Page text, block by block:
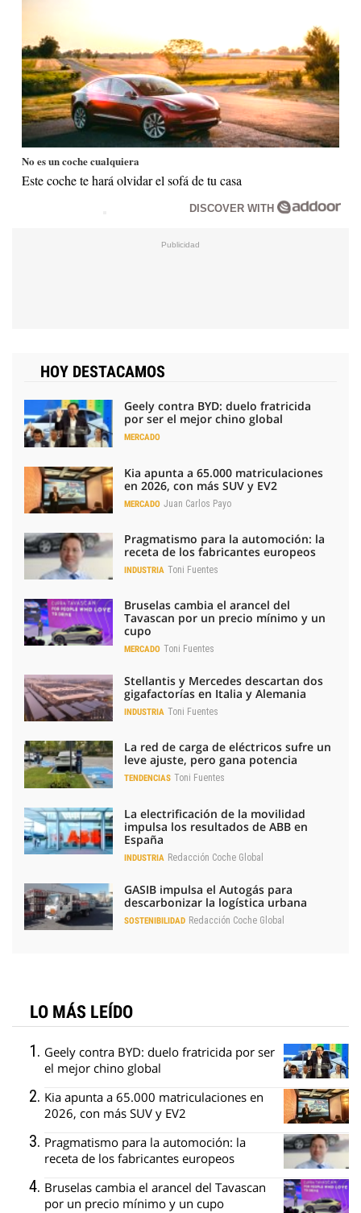
No es un coche cualquiera
Este coche te hará olvidar el sofá de tu casa
DISCOVER WITH
HOY DESTACAMOS
Geely contra BYD: duelo fratricida
por ser el mejor chino global
MERCADO
Kia apunta a 65.000 matriculaciones
en 2026, con más SUV y EV2
MERCADO Juan Carlos Payo
Pragmatismo para la automoción: la
receta de los fabricantes europeos
INDUSTRIA Toni Fuentes
Bruselas cambia el arancel del
Tavascan por un precio mínimo y un
cupo
MERCADO Toni Fuentes
Stellantis y Mercedes descartan dos
gigafactorías en Italia y Alemania
INDUSTRIA Toni Fuentes
La red de carga de eléctricos sufre un
leve ajuste, pero gana potencia
TENDENCIAS Toni Fuentes
La electrificación de la movilidad
impulsa los resultados de ABB en
España
INDUSTRIA Redacción Coche Global
GASIB impulsa el Autogás para
descarbonizar la logística urbana
SOSTENIBILIDAD Redacción Coche Global
LO MÁS LEÍDO
Geely contra BYD: duelo fratricida por ser
el mejor chino global
Kia apunta a 65.000 matriculaciones en
2026, con más SUV y EV2
Pragmatismo para la automoción: la
receta de los fabricantes europeos
Bruselas cambia el arancel del Tavascan
por un precio mínimo y un cupo